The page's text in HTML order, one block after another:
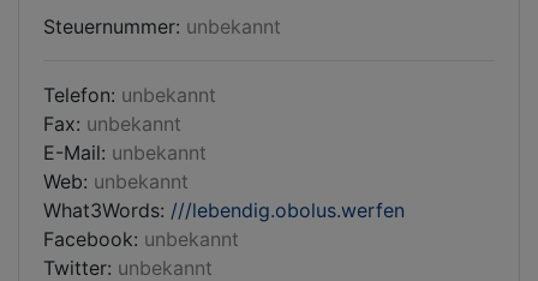
Steuernummer: unbekannt
Telefon: unbekannt
Fax: unbekannt
E-Mail: unbekannt
Web: unbekannt
What3Words: ///lebendig.obolus.werfen
Facebook: unbekannt
Twitter: unbekannt